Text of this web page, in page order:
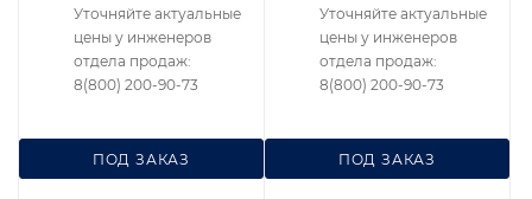
ПОД ЗАКАЗ
Уточняйте актуальные
цены у инженеров
отдела продаж:
8(800) 200-90-73
ПОД ЗАКАЗ
Уточняйте актуальные
цены у инженеров
отдела продаж:
8(800) 200-90-73